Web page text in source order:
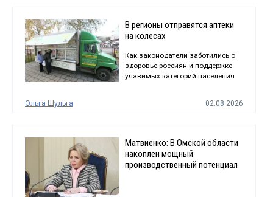
В регионы отправятся аптеки
на колесах
Как законодатели заботились о
здоровье россиян и поддержке
уязвимых категорий населения
Ольга Шульга 02.08.2026
Матвиенко: В Омской области
накоплен мощный
производственный потенциал